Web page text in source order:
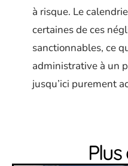
à risque. Le
certaines de ces
sanctionnables, ce
administrative à un
jusqu’ici purement
Plus